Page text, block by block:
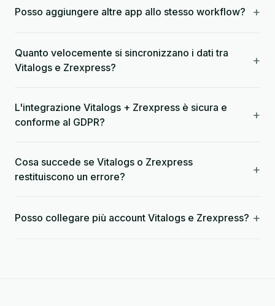
Posso aggiungere altre app allo stesso workflow? +
Quanto velocemente si sincronizzano i dati tra
Vitalogs e Zrexpress?
+
L'integrazione Vitalogs + Zrexpress è sicura e
conforme al GDPR?
+
Cosa succede se Vitalogs o Zrexpress
restituiscono un errore?
+
Posso collegare più account Vitalogs e Zrexpress? +